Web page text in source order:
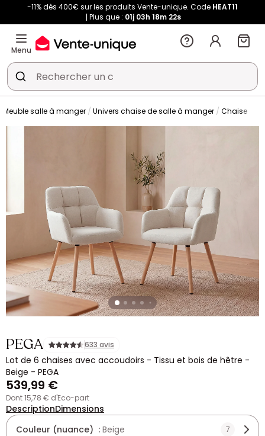
-11% dès 400€ sur les produits Vente-unique. Code HEAT11
Plus que : 01j 03h 18m 22s
Menu
Meuble salle à manger Univers chaise de salle à manger Chaise
PEGA 633 avis
Lot de 6 chaises avec accoudoirs - Tissu et bois de hêtre -
Beige - PEGA
539,99 €
dont 15,78 € d'Eco-part
DescriptionDimensions
Couleur (nuance) : Beige 7